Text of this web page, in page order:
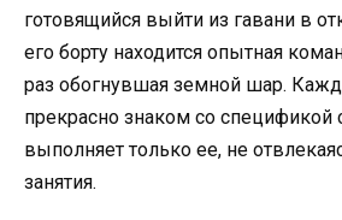
готовящийся выйти из гавани в
его борту находится опытная
раз обогнувшая земной шар.
прекрасно знаком со спецификой
выполняет только ее, не
занятия.